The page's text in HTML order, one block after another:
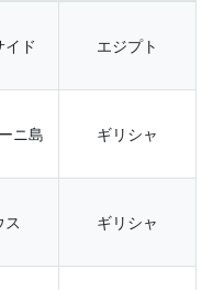
イド
エジプト
ニ島
ギリシャ
ス
ギリシャ